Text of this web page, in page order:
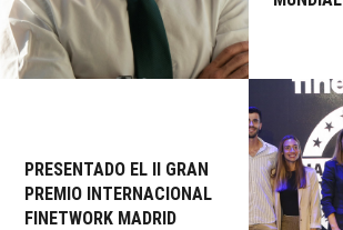
PRESENTADO EL II GRAN
PREMIO INTERNACIONAL
FINETWORK MADRID